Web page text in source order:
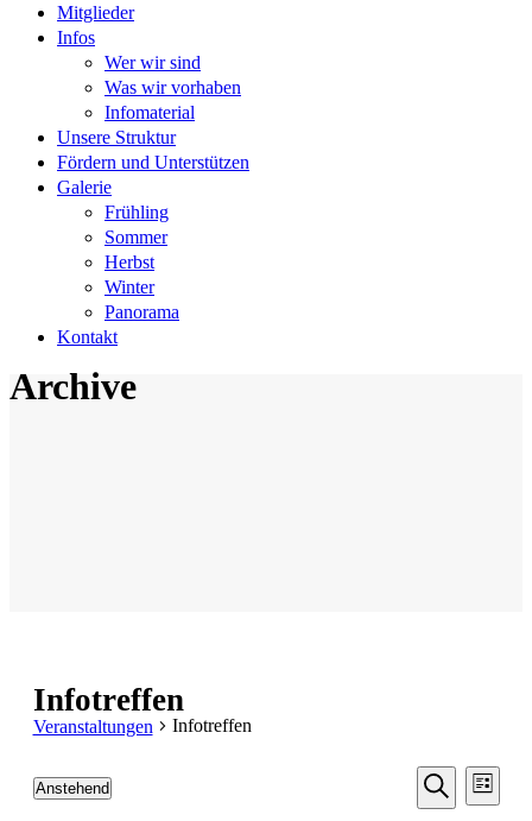
Mitglieder
Infos
Wer wir sind
Was wir vorhaben
Infomaterial
Unsere Struktur
Fördern und Unterstützen
Galerie
Frühling
Sommer
Herbst
Winter
Panorama
Kontakt
Archive
Infotreffen
Veranstaltungen Infotreffen
Veranstaltungen
Suche
Suche
Liste
Anstehend